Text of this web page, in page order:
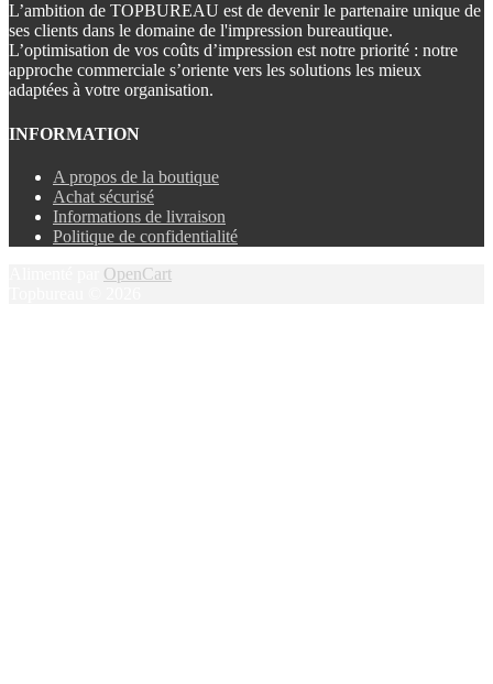
L’ambition de TOPBUREAU est de devenir le partenaire unique de
ses clients dans le domaine de l'impression bureautique.
L’optimisation de vos coûts d’impression est notre priorité : notre
approche commerciale s’oriente vers les solutions les mieux
adaptées à votre organisation.
INFORMATION
A propos de la boutique
Achat sécurisé
Informations de livraison
Politique de confidentialité
OpenCart